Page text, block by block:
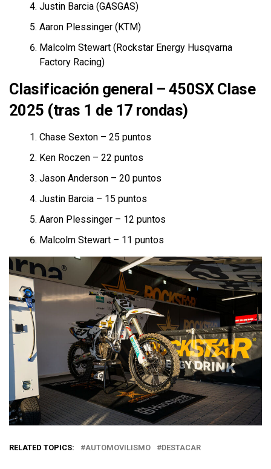
Justin Barcia (GASGAS)
Aaron Plessinger (KTM)
Malcolm Stewart (Rockstar Energy Husqvarna
Factory Racing)
Clasificación general – 450SX Clase
2025 (tras 1 de 17 rondas)
Chase Sexton – 25 puntos
Ken Roczen – 22 puntos
Jason Anderson – 20 puntos
Justin Barcia – 15 puntos
Aaron Plessinger – 12 puntos
Malcolm Stewart – 11 puntos
RELATED TOPICS: AUTOMOVILISMO DESTACAR